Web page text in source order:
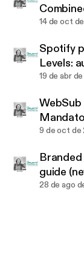
14 de oct
Spotify
Levels:
19 de abr
Mandato
9 de oct de
guide
28 de ago